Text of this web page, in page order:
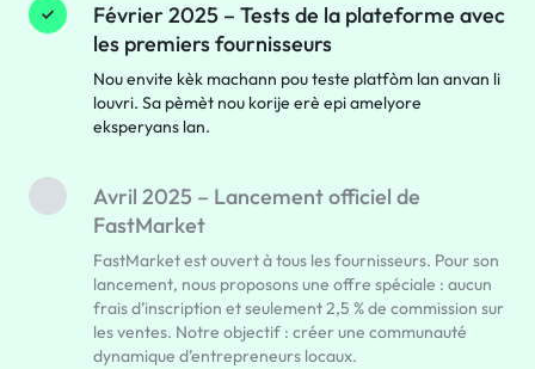
Février 2025 – Tests de la plateforme avec
les premiers fournisseurs
Nou envite kèk machann pou teste platfòm lan anvan li
louvri. Sa pèmèt nou korije erè epi amelyore
eksperyans lan.
Avril 2025 – Lancement officiel de
FastMarket
FastMarket est ouvert à tous les fournisseurs. Pour son
lancement, nous proposons une offre spéciale : aucun
frais d’inscription et seulement 2,5 % de commission sur
les ventes. Notre objectif : créer une communauté
dynamique d’entrepreneurs locaux.